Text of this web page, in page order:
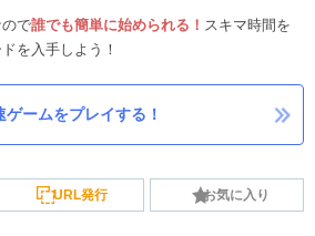
で誰でも簡単に始められる！ スキマ時間を
を入手しよう！
ゲームをプレイする！
URL発行 お気に入り